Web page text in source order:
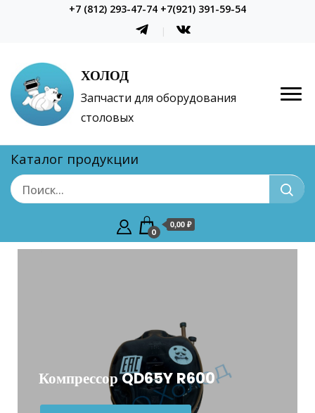
+7 (812) 293-47-74 +7(921) 391-59-54
ХОЛОД
Запчасти для оборудования
столовых
Каталог продукции
0
0,00 ₽
Компрессор QD65Y R600